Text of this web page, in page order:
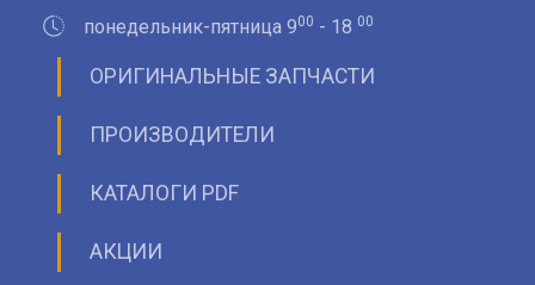
понедельник-пятница 900 - 18 00
ОРИГИНАЛЬНЫЕ ЗАПЧАСТИ
ПРОИЗВОДИТЕЛИ
КАТАЛОГИ PDF
АКЦИИ